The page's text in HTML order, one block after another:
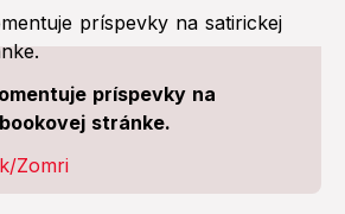
príspevky na
stránke.
Zomri